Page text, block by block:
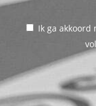
Ik ga akkoord